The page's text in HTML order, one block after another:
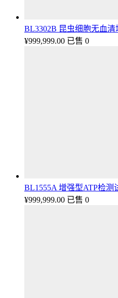
BL3302B 昆虫细胞无血清
¥999,999.00 已售 0
BL1555A 增强型ATP检测
¥999,999.00 已售 0